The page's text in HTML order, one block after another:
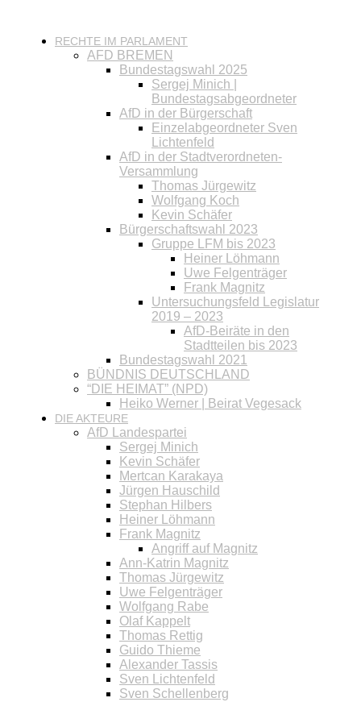
RECHTE IM PARLAMENT
AFD BREMEN
Bundestagswahl 2025
Sergej Minich |
Bundestagsabgeordneter
AfD in der Bürgerschaft
Einzelabgeordneter Sven
Lichtenfeld
AfD in der Stadtverordneten-
Versammlung
Thomas Jürgewitz
Wolfgang Koch
Kevin Schäfer
Bürgerschaftswahl 2023
Gruppe LFM bis 2023
Heiner Löhmann
Uwe Felgenträger
Frank Magnitz
Untersuchungsfeld Legislatur
2019 – 2023
AfD-Beiräte in den
Stadtteilen bis 2023
Bundestagswahl 2021
BÜNDNIS DEUTSCHLAND
“DIE HEIMAT” (NPD)
Heiko Werner | Beirat Vegesack
DIE AKTEURE
AfD Landespartei
Sergej Minich
Kevin Schäfer
Mertcan Karakaya
Jürgen Hauschild
Stephan Hilbers
Heiner Löhmann
Frank Magnitz
Angriff auf Magnitz
Ann-Katrin Magnitz
Thomas Jürgewitz
Uwe Felgenträger
Wolfgang Rabe
Olaf Kappelt
Thomas Rettig
Guido Thieme
Alexander Tassis
Sven Lichtenfeld
Sven Schellenberg